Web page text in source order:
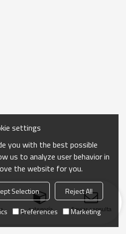
categoría Enviar consulta
settings
you with the best possible
us to analyze user behavior in
the website for you.
Selection
Reject All
Preferences Marketing